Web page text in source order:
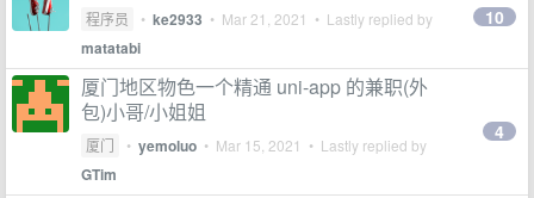
程序员 • ke2933 • Mar 21, 2021 • Lastly replied by
matatabi
10
厦门地区物色一个精通 uni-app 的兼职(外
包)小哥/小姐姐
厦门 • yemoluo • Mar 15, 2021 • Lastly replied by
GTim
4